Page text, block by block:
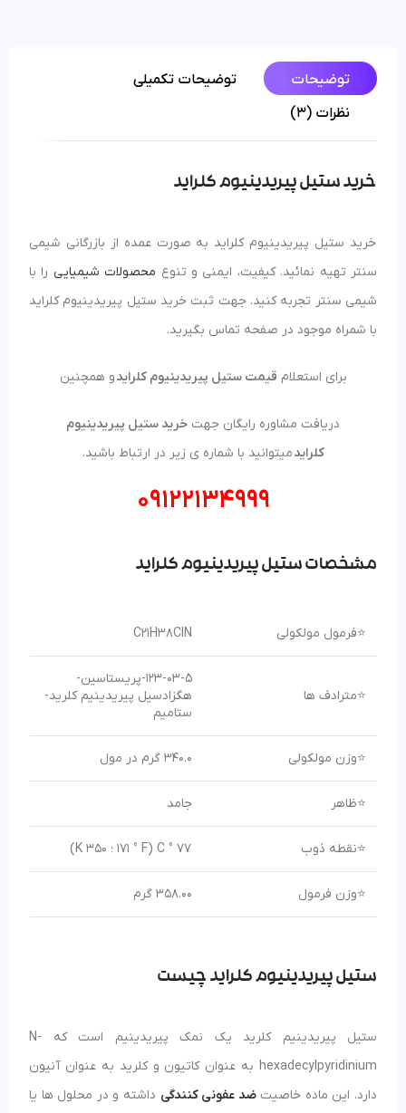
توضیحات
توضیحات تکمیلی
نظرات (3)
خرید ستیل پیریدینیوم کلراید
خرید ستیل پیریدینیوم کلراید به صورت عمده از بازرگانی شیمی
سنتر تهیه نمائید. کیفیت، ایمنی و تنوع محصولات شیمیایی را با
شیمی سنتر تجربه کنید. جهت ثبت خرید ستیل پیریدینیوم کلراید
با شمراه موجود در صفحه تماس بگیرید.
برای استعلام قیمت ستیل پیریدینیوم کلرایدو همچنین
دریافت مشاوره رایگان جهت خرید ستیل پیریدینیوم
کلرایدمیتوانید با شماره ی زیر در ارتباط باشید.
09122134999
مشخصات ستیل پیریدینیوم کلراید
⭐فرمول مولکولی C21H38ClN
⭐مترادف ها
123-03-5-پریستاسین-
هگزادسیل پیریدینیم کلرید-
ستامیم
⭐وزن مولکولی 340.0 گرم در مول
⭐ظاهر جامد
⭐نقطه ذوب
⭐وزن فرمول 358.00 گرم
ستیل پیریدینیوم کلراید چیست
ستیل پیریدینیم کلرید یک نمک پیریدینیم است که N-
hexadecylpyridinium به عنوان کاتیون و کلرید به عنوان آنیون
دارد. این ماده خاصیتضد عفونی کنندگی داشته و در محلول ها یا